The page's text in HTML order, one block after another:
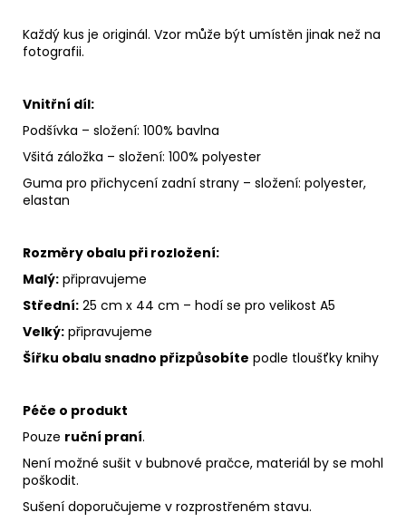
Každý kus je originál. Vzor může být umístěn jinak než na
fotografii.
Vnitřní díl:
Podšívka – složení: 100% bavlna
Všitá záložka – složení: 100% polyester
Guma pro přichycení zadní strany – složení: polyester,
elastan
Rozměry obalu při rozložení:
Malý: připravujeme
Střední: 25 cm x 44 cm – hodí se pro velikost A5
Velký: připravujeme
Šířku obalu snadno přizpůsobíte podle tloušťky knihy
Péče o produkt
Pouze ruční praní.
Není možné sušit v bubnové pračce, materiál by se mohl
poškodit.
Sušení doporučujeme v rozprostřeném stavu.